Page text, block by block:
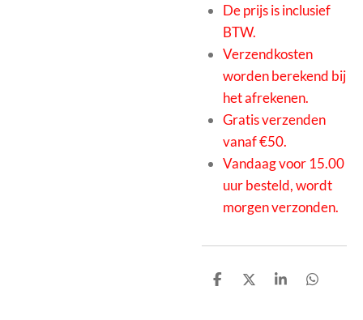
De prijs is inclusief
BTW.
Verzendkosten
worden berekend bij
het afrekenen.
Gratis verzenden
vanaf €50.
Vandaag voor 15.00
uur besteld, wordt
morgen verzonden.
D
D
S
D